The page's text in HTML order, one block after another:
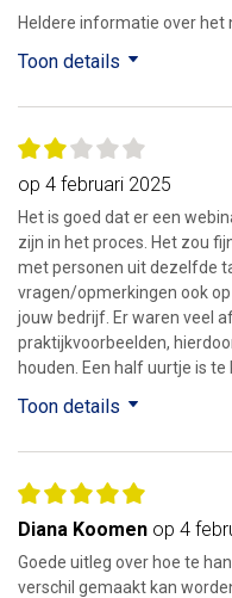
Heldere informatie over het
Toon details
op 4 februari 2025
Het is goed dat er een
zijn in het proces. Het zou
met personen uit dezelfde
vragen/opmerkingen ook
jouw bedrijf. Er waren veel
praktijkvoorbeelden,
houden. Een half uurtje is
Toon details
Diana Koomen op 4
Goede uitleg over hoe te
verschil gemaakt kan